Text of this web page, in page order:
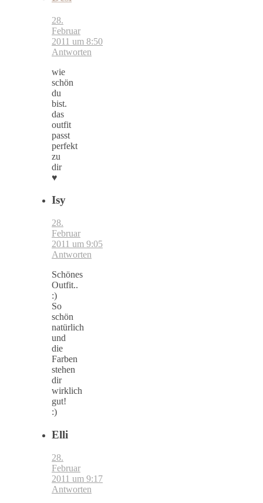
28.
Februar
2011 um 8:50
Antworten
wie
schön
du
bist.
das
outfit
passt
perfekt
zu
dir
♥
Isy
28.
Februar
2011 um 9:05
Antworten
Schönes
Outfit..
:)
So
schön
natürlich
und
die
Farben
stehen
dir
wirklich
gut!
:)
Elli
28.
Februar
2011 um 9:17
Antworten